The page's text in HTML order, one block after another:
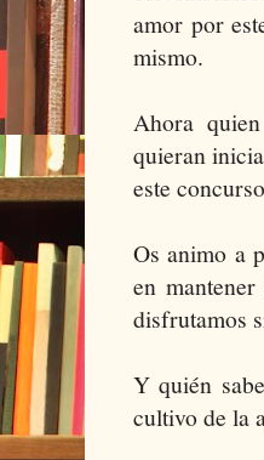
amor por
mismo.
Ahora
quieran
este
Os animo a
en
disfrutamos
Y quién
cultivo de la